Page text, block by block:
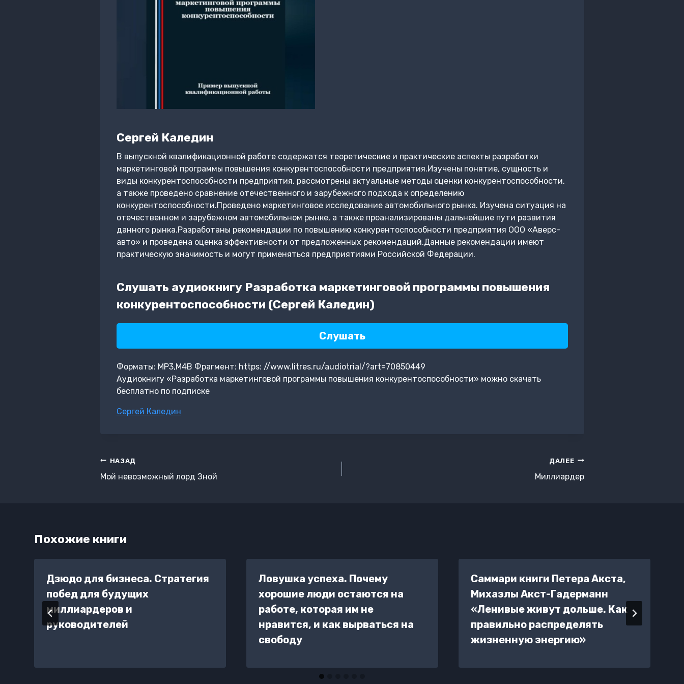
Сергей Каледин
В выпускной квалификационной работе содержатся теоретические и практические аспекты разработки
маркетинговой программы повышения конкурентоспособности предприятия.Изучены понятие, сущность и
виды конкурентоспособности предприятия, рассмотрены актуальные методы оценки конкурентоспособности,
а также проведено сравнение отечественного и зарубежного подхода к определению
конкурентоспособности.Проведено маркетинговое исследование автомобильного рынка. Изучена ситуация на
отечественном и зарубежном автомобильном рынке, а также проанализированы дальнейшие пути развития
данного рынка.Разработаны рекомендации по повышению конкурентоспособности предприятия ООО «Аверс-
авто» и проведена оценка эффективности от предложенных рекомендаций.Данные рекомендации имеют
практическую значимость и могут применяться предприятиями Российской Федерации.
Слушать аудиокнигу Разработка маркетинговой программы повышения
конкурентоспособности (Сергей Каледин)
Слушать
Форматы: MP3,M4B Фрагмент: https: //www.litres.ru/audiotrial/?art=70850449
Аудиокнигу «Разработка маркетинговой программы повышения конкурентоспособности» можно скачать
бесплатно по подписке
Метки
Сергей Каледин
Навигация
по
НАЗАД
Мой невозможный лорд Зной
ДАЛЕЕ
Миллиардер
Похожие книги
Дзюдо для бизнеса. Стратегия
побед для будущих
миллиардеров и
руководителей
Ловушка успеха. Почему
хорошие люди остаются на
работе, которая им не
нравится, и как вырваться на
свободу
Саммари книги Петера Акста,
Михаэлы Акст-Гадерманн
«Ленивые живут дольше. Как
правильно распределять
жизненную энергию»